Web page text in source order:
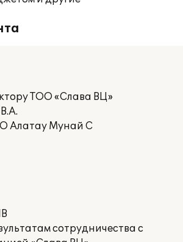
ТОО «Слава ВЦ»
Алатау Мунай С
сотрудничества с